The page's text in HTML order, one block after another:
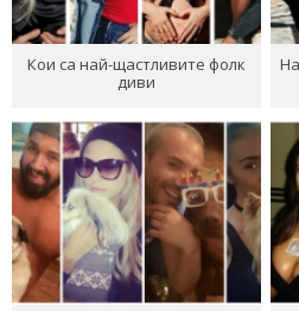
Кои са най-щастливите фолк
диви